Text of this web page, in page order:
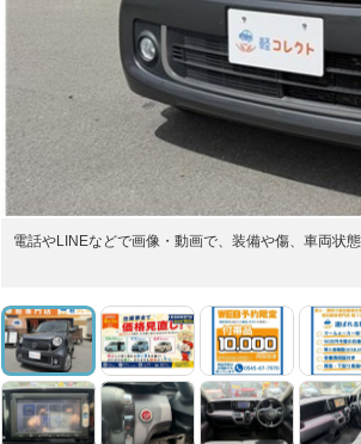
電話やLINEなどで画像・動画で、装備や傷、車両状